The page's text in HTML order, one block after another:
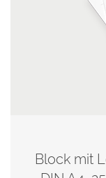
Block mit